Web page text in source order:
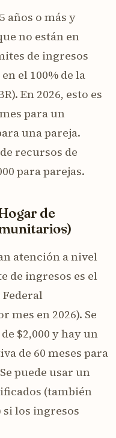
años o más y
no están en
de ingresos
el 100% de la
En 2026, esto es
para un
una pareja.
recursos de
para parejas.
de
atención a nivel
de ingresos es el
Federal
mes en 2026). Se
$2,000 y hay un
de 60 meses para
puede usar un
(también
los ingresos